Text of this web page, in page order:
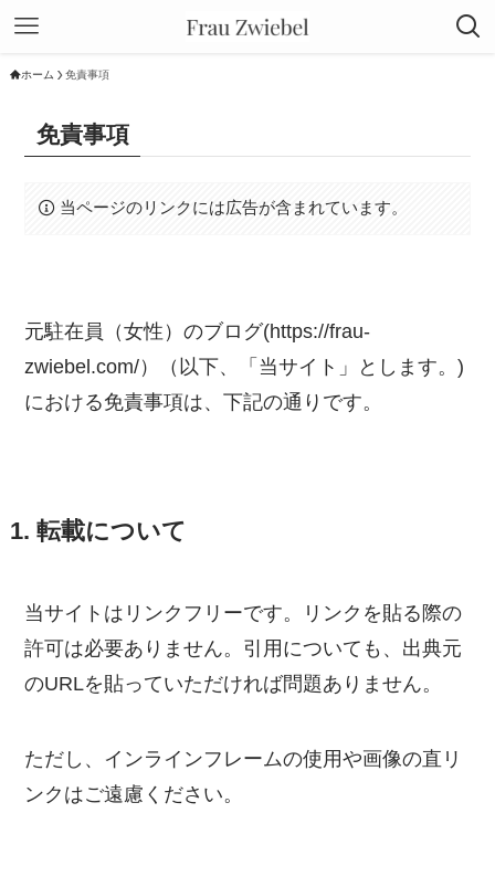
ホーム 免責事項
免責事項
当ページのリンクには広告が含まれています。
元駐在員（女性）のブログ(https://frau-
zwiebel.com/）（以下、「当サイト」とします。)
における免責事項は、下記の通りです。
1. 転載について
当サイトはリンクフリーです。リンクを貼る際の
許可は必要ありません。引用についても、出典元
のURLを貼っていただければ問題ありません。
ただし、インラインフレームの使用や画像の直リ
ンクはご遠慮ください。